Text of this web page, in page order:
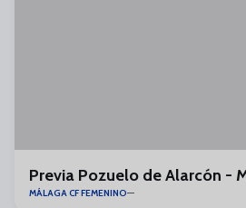
Previa Pozuelo de Alarcón -
MÁLAGA CF FEMENINO